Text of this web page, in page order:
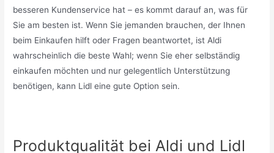
besseren Kundenservice hat – es kommt darauf an, was für
Sie am besten ist. Wenn Sie jemanden brauchen, der Ihnen
beim Einkaufen hilft oder Fragen beantwortet, ist Aldi
wahrscheinlich die beste Wahl; wenn Sie eher selbständig
einkaufen möchten und nur gelegentlich Unterstützung
benötigen, kann Lidl eine gute Option sein.
Produktqualität bei Aldi und Lidl